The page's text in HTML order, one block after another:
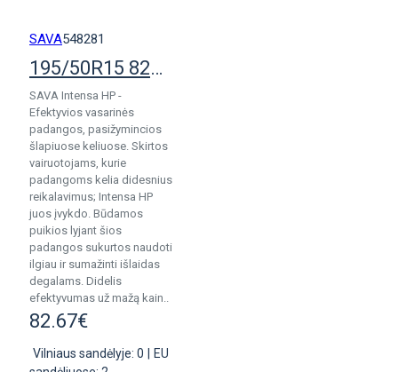
SAVA548281
195/50R15 82H Sava Intensa HP pad.
SAVA Intensa HP -
Efektyvios vasarinės
padangos, pasižymincios
šlapiuose keliuose. Skirtos
vairuotojams, kurie
padangoms kelia didesnius
reikalavimus; Intensa HP
juos įvykdo. Būdamos
puikios lyjant šios
padangos sukurtos naudoti
ilgiau ir sumažinti išlaidas
degalams. Didelis
efektyvumas už mažą kain..
82.67€
Vilniaus sandėlyje: 0
EU